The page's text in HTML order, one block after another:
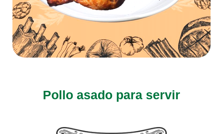
Pollo asado para servir